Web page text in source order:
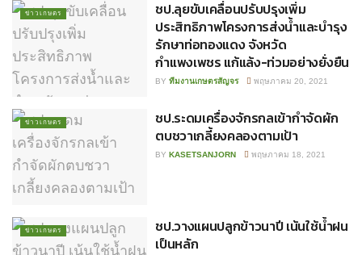
ข่าวเกษตร
ชป.ลุยขับเคลื่อนปรับปรุงเพิ่ม
ประสิทธิภาพโครงการส่งน้ำและบำรุง
รักษาท่อทองแดง จังหวัด
กำแพงเพชร แก้แล้ง-ท่วมอย่างยั่งยืน
BY ทีมงานเกษตรสัญจร พฤษภาคม 20, 2021
ข่าวเกษตร
ชป.ระดมเครื่องจักรกลเข้ากำจัดผัก
ตบชวาเกลี้ยงคลองตามเป้า
BY KASETSANJORN พฤษภาคม 18, 2021
ข่าวเกษตร
ชป.วางแผนปลูกข้าวนาปี เน้นใช้น้ำฝน
เป็นหลัก